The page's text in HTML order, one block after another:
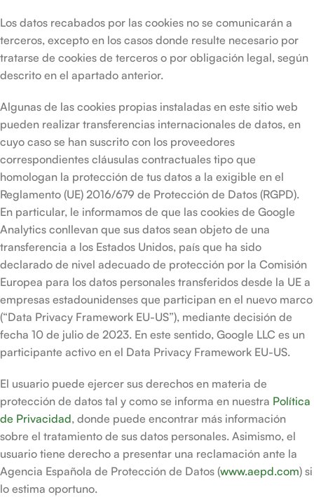
Los datos recabados por las cookies no se comunicarán a
terceros, excepto en los casos donde resulte necesario por
tratarse de cookies de terceros o por obligación legal, según
descrito en el apartado anterior.
Algunas de las cookies propias instaladas en este sitio web
pueden realizar transferencias internacionales de datos, en
cuyo caso se han suscrito con los proveedores
correspondientes cláusulas contractuales tipo que
homologan la protección de tus datos a la exigible en el
Reglamento (UE) 2016/679 de Protección de Datos (RGPD).
En particular, le informamos de que las cookies de Google
Analytics conllevan que sus datos sean objeto de una
transferencia a los Estados Unidos, país que ha sido
declarado de nivel adecuado de protección por la Comisión
Europea para los datos personales transferidos desde la UE a
empresas estadounidenses que participan en el nuevo marco
(“Data Privacy Framework EU-US”), mediante decisión de
fecha 10 de julio de 2023. En este sentido, Google LLC es un
participante activo en el Data Privacy Framework EU-US.
El usuario puede ejercer sus derechos en materia de
protección de datos tal y como se informa en nuestra Política
de Privacidad, donde puede encontrar más información
sobre el tratamiento de sus datos personales. Asimismo, el
usuario tiene derecho a presentar una reclamación ante la
Agencia Española de Protección de Datos (www.aepd.com) si
lo estima oportuno.